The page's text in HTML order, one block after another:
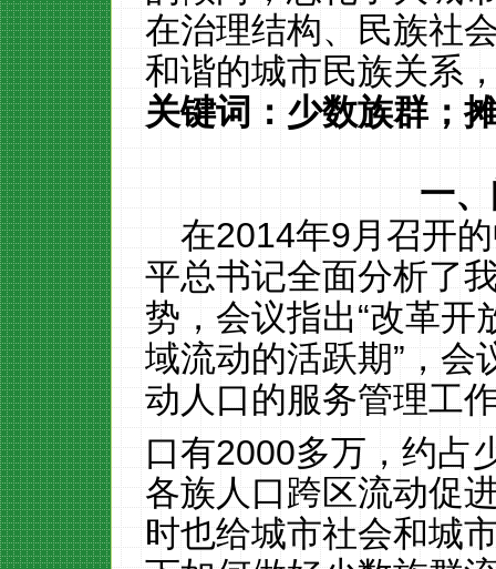
在治理结构、民族社
和谐的城市民族关系
关键词：少数族群；
一
在2014年9月召开
平总书记全面分析了
势，会议指出“改革开
域流动的活跃期”，会
动人口的服务管理工
口有2000多万，约占
各族人口跨区流动促
时也给城市社会和城